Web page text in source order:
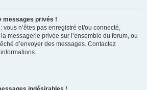
messages privés !
vous n’êtes pas enregistré et/ou connecté,
messagerie privée sur l’ensemble du forum, ou
d’envoyer des messages. Contactez